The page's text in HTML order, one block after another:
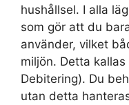
hushållsel. I alla
som gör att du
använder, vilket
miljön. Detta
Debitering). Du
utan detta